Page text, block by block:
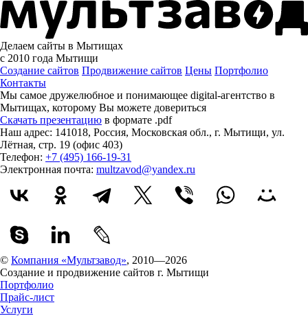
Делаем сайты в Мытищах
с 2010 года Мытищи
Создание сайтов Продвижение сайтов Цены Портфолио
Контакты
Мы самое дружелюбное и понимающее digital-агентство в
Мытищах, которому Вы можете довериться
Скачать презентацию в формате .pdf
Наш адрес: 141018, Россия, Московская обл., г. Мытищи, ул.
Лётная, стр. 19 (офис 403)
Телефон: +7 (495) 166-19-31
Электронная почта: multzavod@yandex.ru
© Компания «Мультзавод», 2010—2026
Создание и продвижение сайтов г. Мытищи
Портфолио
Прайс-лист
Услуги